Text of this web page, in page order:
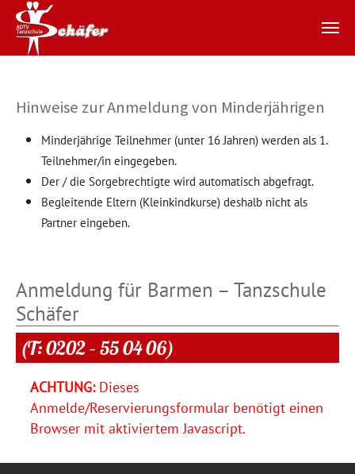
Hinweise zur Anmeldung von Minderjährigen
Minderjährige Teilnehmer (unter 16 Jahren) werden als 1.
Teilnehmer/in eingegeben.
Der / die Sorgebrechtigte wird automatisch abgefragt.
Begleitende Eltern (Kleinkindkurse) deshalb nicht als
Partner eingeben.
Anmeldung für Barmen – Tanzschule
Schäfer
(T: 0202 – 55 04 06)
ACHTUNG:Dieses
Anmelde/Reservierungsformular benötigt einen
Browser mit aktiviertem Javascript.